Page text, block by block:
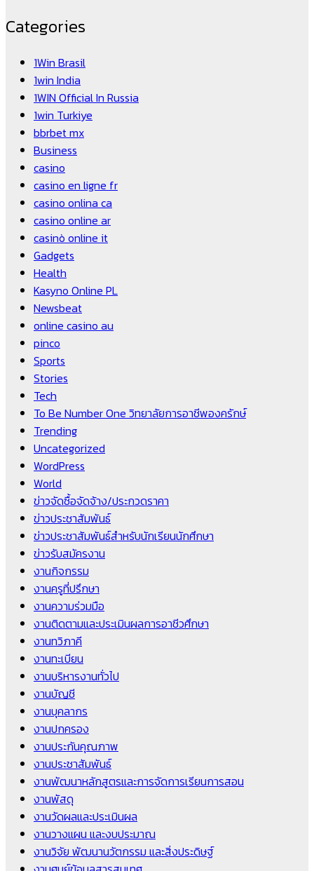
Categories
1Win Brasil
1win India
1WIN Official In Russia
1win Turkiye
bbrbet mx
Business
casino
casino en ligne fr
casino onlina ca
casino online ar
casinò online it
Gadgets
Health
Kasyno Online PL
Newsbeat
online casino au
pinco
Sports
Stories
Tech
To Be Number One วิทยาลัยการอาชีพองครักษ์
Trending
Uncategorized
WordPress
World
ข่าวจัดซื้อจัดจ้าง/ประกวดราคา
ข่าวประชาสัมพันธ์
ข่าวประชาสัมพันธ์สำหรับนักเรียนนักศึกษา
ข่าวรับสมัครงาน
งานกิจกรรม
งานครูที่ปรึกษา
งานความร่วมมือ
งานติดตามและประเมินผลการอาชีวศึกษา
งานทวิภาคี
งานทะเบียน
งานบริหารงานทั่วไป
งานบัญชี
งานบุคลากร
งานปกครอง
งานประกันคุณภาพ
งานประชาสัมพันธ์
งานพัฒนาหลักสูตรและการจัดการเรียนการสอน
งานพัสดุ
งานวัดผลและประเมินผล
งานวางแผน และงบประมาณ
งานวิจัย พัฒนานวัตกรรม และสิ่งประดิษฐ์